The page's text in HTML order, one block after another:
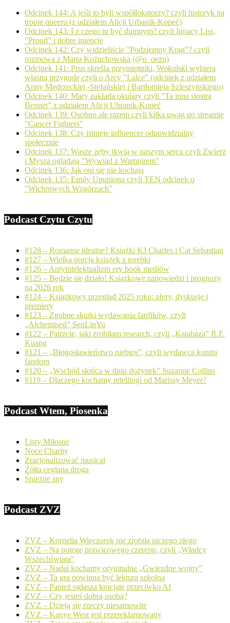
Odcinek 144: A jeśli to byli współlokatorzy? czyli historyk na
tropie queeru (z udziałem Alicji Urbanik-Kopeć)
Odcinek 143: I z czego tu być dumnym? czyli Ignacy Liss,
"Proud" i dobre intencje
Odcinek 142: Czy widzieliście "Podziemny Krąg"? czyli
rozmowa z Martą Kożuchowską (@o_oezu)
Odcinek 141: Prus skreśla przymiotniki, Wokulski wybiera
własną przygodę czyli o Arcy "Lalce" (odcinek z udziałem
Anny Mędrzeckiej -Stefańskiej i Bartłomieja Szleszyńskiego)
Odcinek 140: Mary zakłada okulary czyli "Ta inna siostra
Bennet" z udziałem Alicji Ubranik-Kopeć
Odcinek 139: Osobno ale razem czyli kilka uwag po streamie
"Cancer Fighters"
Odcinek 138: Czy istnieje influencer odpowidzialny
społecznie
Odcinek 137: Wasze zęby tkwią w naszym sercu czyli Zwierz
i Mysza oglądają "Wywiad z Wampirem"
Odcinek 136: Jak oni się nie kochają
Odcinek 135: Emily Upupiona czyli TEN odcinek o
"Wichrowych Wzgórzach"
Podcast Czytu Czytu
#128 – Romanse idealne? Książki KJ Charles i Cat Sebastian
#127 – Wielka porcja książek z torebki
#126 – Antyintelektualizm ery book mediów
#125 – Będzie się działo! Książkowe zapowiedzi i prognozy
na 2026 rok
#124 – Książkowy przegląd 2025 roku: afery, dyskusje i
premiery
#123 – Zgubne skutki wydawania fanfików, czyli
„Alchemised” SenLinYu
#122 – Patrzcie, jaki zrobiłam research, czyli „Katabaza” R.F.
Kuang
#121 – „Błogosławieństwo niebios”, czyli wydawca kontra
fandom
#120 – „Wschód słońca w dniu dożynek” Suzanne Collins
#119 – Dlaczego kochamy retellingi od Marissy Meyer?
Podcast Wtem, Piosenka
Listy Miłosne
Noce Charity
Zracjonalizować musical
Żółta ceglana droga
Śnieżne sny
Podcast ZVZ
ZVZ – Kornelia Wieczorek nie zrobiła niczego złego
ZVZ – Na potęgę prawicowego czerepu, czyli „Władcy
Wszechświata”
ZVZ – Nadal kochamy oryginalne „Gwiezdne wojny”
ZVZ – Ta gra powinna być lekturą szkolną
ZVZ – Papież ogłasza krucjatę przeciwko AI
ZVZ – Czy jesteś dobrą osobą?
ZVZ – Dzieją się rzeczy niesamowite
ZVZ – Kanye West jest przereklamowany